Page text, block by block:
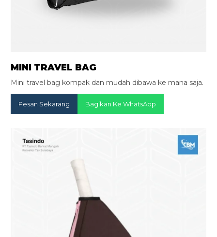
MINI TRAVEL BAG
Mini travel bag kompak dan mudah dibawa ke mana saja.
Pesan Sekarang Bagikan Ke WhatsApp